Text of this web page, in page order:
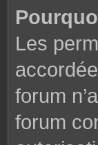
Les
forum
forum